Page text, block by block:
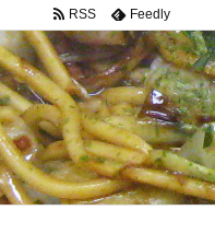
RSS Feedly